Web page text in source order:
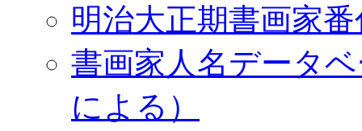
明治大正期書画家
書画家人名データ
による）